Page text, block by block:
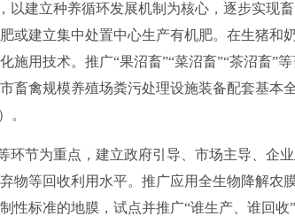
建立种养循环发展机制为核心，逐步实现畜
或建立集中处置中心生产有机肥。在生猪和
施用技术。推广“果沼畜”“菜沼畜”“茶沼畜”
畜禽规模养殖场粪污处理设施装备配套基本
。
节为重点，建立政府引导、市场主导、企
物等回收利用水平。推广应用全生物降解农
性标准的地膜，试点并推广“谁生产、谁回收